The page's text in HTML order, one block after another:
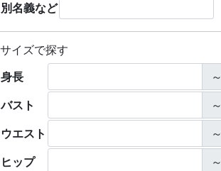
別名義など
サイズで探す
身長
～
バスト
～
ウエスト
～
ヒップ
～